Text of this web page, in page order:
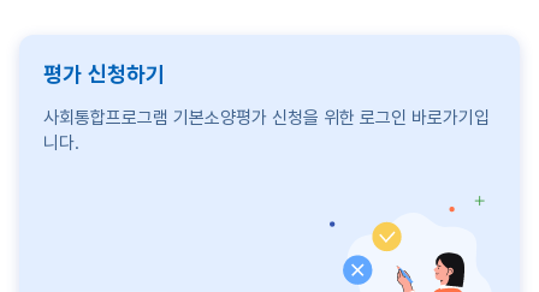
평가 신청하기
사회통합프로그램 기본소양평가 신청을 위한 로그인 바로가기입
니다.